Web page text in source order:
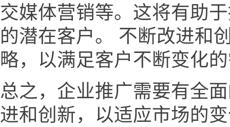
交媒体营销等。这将有助
的潜在客户。 不断改进和
略，以满足客户不断变化
总之，企业推广需要有全
进和创新，以适应市场的